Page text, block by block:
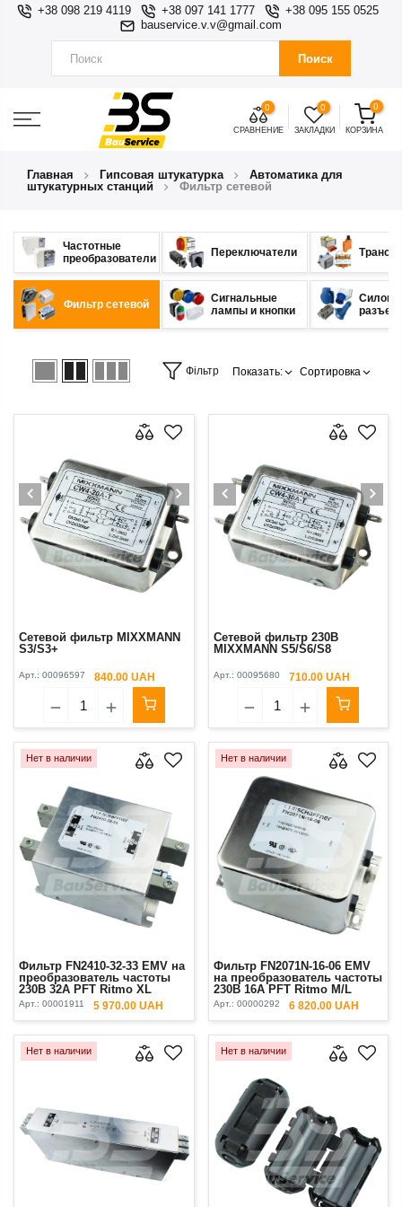
+38 098 219 4119 +38 097 141 1777
+38 095 155 0525
bauservice.v.v@gmail.com
Поиск
0
СРАВНЕНИЕ
0
ЗАКЛАДКИ
0
КОРЗИНА
Главная Гипсовая штукатурка
Автоматика для
штукатурных станций
Фильтр сетевой
Частотные
преобразователи
Переключатели
Фильтр сетевой
Сигнальные
лампы и кнопки
Фільтр Показать: Сортировка
Сетевой фильтр MIXXMANN
S3/S3+
Арт.: 00096597 840.00 UAH
Сетевой фильтр 230В
MIXXMANN S5/S6/S8
Арт.: 00095680 710.00 UAH
Нет в наличии
Фильтр FN2410-32-33 EMV на
преобразователь частоты
230В 32А PFT Ritmo XL
Арт.: 00001911 5 970.00 UAH
Нет в наличии
Фильтр FN2071N-16-06 EMV
на преобразователь частоты
230В 16А PFT Ritmo M/L
Арт.: 00000292 6 820.00 UAH
Нет в наличии Нет в наличии